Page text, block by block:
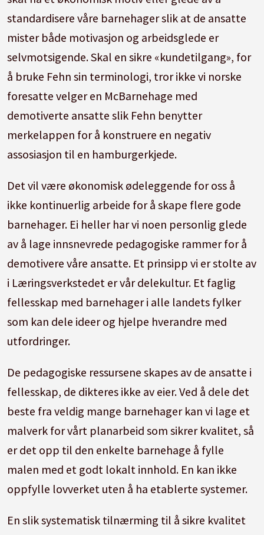
standardisere våre barnehager slik at de ansatte
mister både motivasjon og arbeidsglede er
selvmotsigende. Skal en sikre «kundetilgang», for
å bruke Fehn sin terminologi, tror ikke vi norske
foresatte velger en McBarnehage med
demotiverte ansatte slik Fehn benytter
merkelappen for å konstruere en negativ
assosiasjon til en hamburgerkjede.
Det vil være økonomisk ødeleggende for oss å
ikke kontinuerlig arbeide for å skape flere gode
barnehager. Ei heller har vi noen personlig glede
av å lage innsnevrede pedagogiske rammer for å
demotivere våre ansatte. Et prinsipp vi er stolte av
i Læringsverkstedet er vår delekultur. Et faglig
fellesskap med barnehager i alle landets fylker
som kan dele ideer og hjelpe hverandre med
utfordringer.
De pedagogiske ressursene skapes av de ansatte i
fellesskap, de dikteres ikke av eier. Ved å dele det
beste fra veldig mange barnehager kan vi lage et
malverk for vårt planarbeid som sikrer kvalitet, så
er det opp til den enkelte barnehage å fylle
malen med et godt lokalt innhold. En kan ikke
oppfylle lovverket uten å ha etablerte systemer.
En slik systematisk tilnærming til å sikre kvalitet